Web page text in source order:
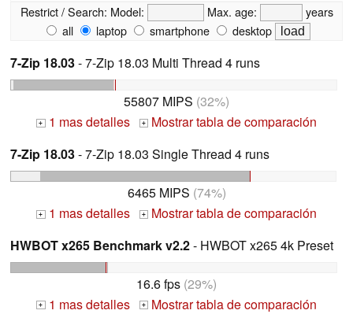
Restrict / Search: Model: Max. age:
years
all
laptop smartphone desktop
7-Zip 18.03- 7-Zip 18.03 Multi Thread 4 runs
55807 MIPS (32%)
+ 1 mas detalles +
Mostrar tabla de comparación
7-Zip 18.03- 7-Zip 18.03 Single Thread 4 runs
6465 MIPS (74%)
+ 1 mas detalles +
Mostrar tabla de comparación
HWBOT x265 Benchmark v2.2- HWBOT x265 4k Preset
16.6 fps (29%)
+ 1 mas detalles + Mostrar tabla de comparación